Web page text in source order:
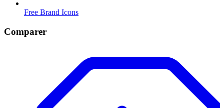
Free Brand Icons
Comparer